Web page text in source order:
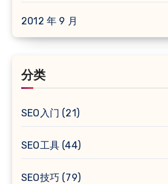
2012 年 9 月
分类
SEO入门 (21)
SEO工具 (44)
SEO技巧 (79)